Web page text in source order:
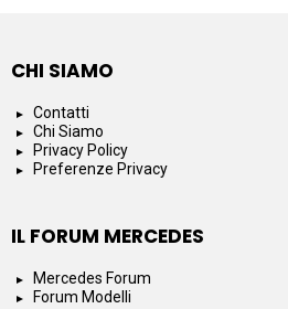
CHI SIAMO
Contatti
Chi Siamo
Privacy Policy
Preferenze Privacy
IL FORUM MERCEDES
Mercedes Forum
Forum Modelli